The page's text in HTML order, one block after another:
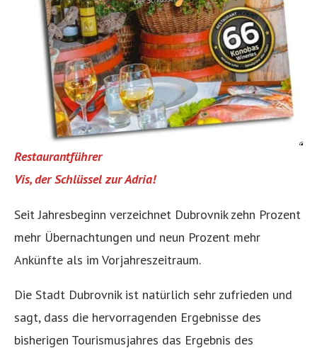
Restaurantführer
Vis, der Schlüssel zur Adria!
Seit Jahresbeginn verzeichnet Dubrovnik zehn Prozent
mehr Übernachtungen und neun Prozent mehr
Ankünfte als im Vorjahreszeitraum.
Die Stadt Dubrovnik ist natürlich sehr zufrieden und
sagt, dass die hervorragenden Ergebnisse des
bisherigen Tourismusjahres das Ergebnis des